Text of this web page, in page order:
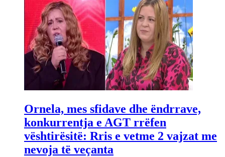
Ornela, mes sfidave dhe ëndrrave,
konkurrentja e AGT rrëfen
vështirësitë: Rris e vetme 2 vajzat me
nevoja të veçanta